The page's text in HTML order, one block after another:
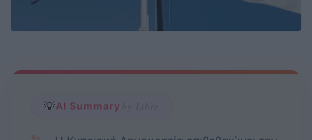
💡AI Summary by Libre